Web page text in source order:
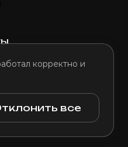
корректно и
все